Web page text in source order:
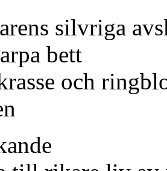
silvriga
bett
och